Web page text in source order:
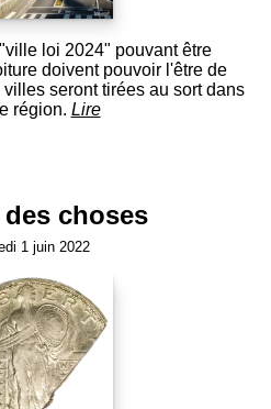
loi 2024" pouvant être
doivent pouvoir l'être de
seront tirées au sort dans
région. Lire
choses
1 juin 2022